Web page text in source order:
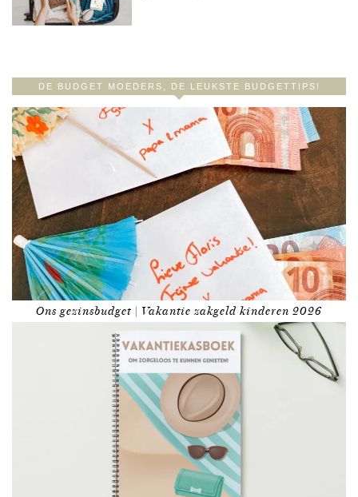
DE BUDGET MOEDERS, DE LEUKSTE BUDGETTIPS!
Ons gezinsbudget | Vakantie zakgeld kinderen 2026